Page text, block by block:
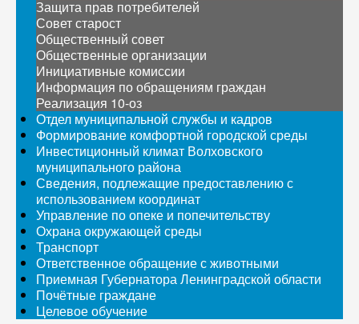
Защита прав потребителей
Совет старост
Общественный совет
Общественные организации
Инициативные комиссии
Информация по обращениям граждан
Реализация 10-оз
Отдел муниципальной службы и кадров
Формирование комфортной городской среды
Инвестиционный климат Волховского
муниципального района
Сведения, подлежащие предоставлению с
использованием координат
Управление по опеке и попечительству
Охрана окружающей среды
Транспорт
Ответственное обращение с животными
Приемная Губернатора Ленинградской области
Почётные граждане
Целевое обучение